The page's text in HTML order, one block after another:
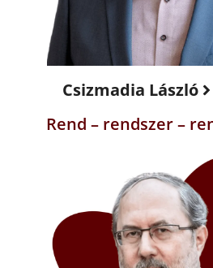
Csizmadia László
Rend – rendszer –